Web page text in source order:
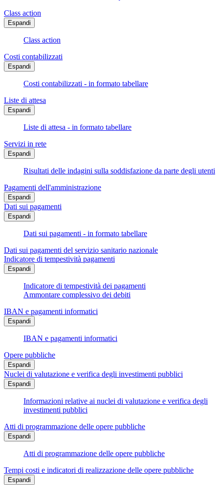
Class action
Espandi
Class action
Costi contabilizzati
Espandi
Costi contabilizzati - in formato tabellare
Liste di attesa
Espandi
Liste di attesa - in formato tabellare
Servizi in rete
Espandi
Risultati delle indagini sulla soddisfazione da parte degli utenti
Pagamenti dell'amministrazione
Espandi
Dati sui pagamenti
Espandi
Dati sui pagamenti - in formato tabellare
Dati sui pagamenti del servizio sanitario nazionale
Indicatore di tempestività pagamenti
Espandi
Indicatore di tempestività dei pagamenti
Ammontare complessivo dei debiti
IBAN e pagamenti informatici
Espandi
IBAN e pagamenti informatici
Opere pubbliche
Espandi
Nuclei di valutazione e verifica degli investimenti pubblici
Espandi
Informazioni relative ai nuclei di valutazione e verifica degli
investimenti pubblici
Atti di programmazione delle opere pubbliche
Espandi
Atti di programmazione delle opere pubbliche
Tempi costi e indicatori di realizzazione delle opere pubbliche
Espandi